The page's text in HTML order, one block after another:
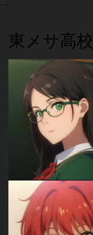
東メサ高校